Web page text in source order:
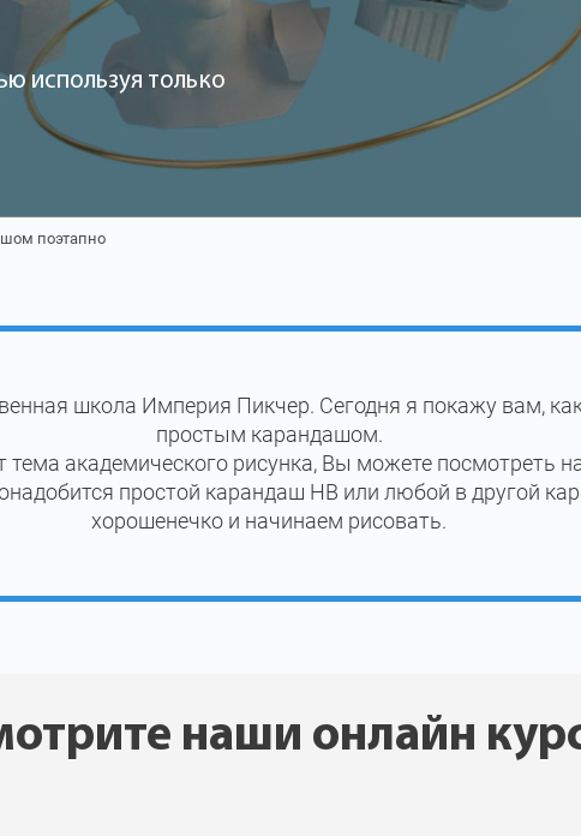
используя только
поэтапно
школа Империя Пикчер. Сегодня я покажу вам,
простым карандашом.
тема академического рисунка, Вы можете посмотреть
простой карандаш HB или любой в другой
хорошенечко и начинаем рисовать.
наши онлайн